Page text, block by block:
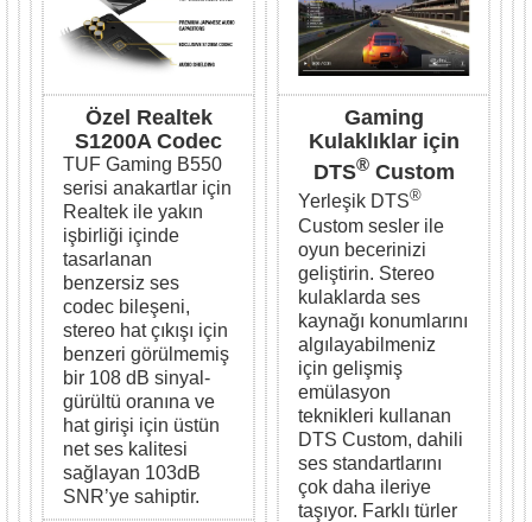
Özel Realtek
S1200A Codec
TUF Gaming B550
serisi anakartlar için
Realtek ile yakın
işbirliği içinde
tasarlanan
benzersiz ses
codec bileşeni,
stereo hat çıkışı için
benzeri görülmemiş
bir 108 dB sinyal-
gürültü oranına ve
hat girişi için üstün
net ses kalitesi
sağlayan 103dB
SNR’ye sahiptir.
Gaming
Kulaklıklar için
DTS®Custom
Yerleşik DTS®
Custom sesler ile
oyun becerinizi
geliştirin. Stereo
kulaklarda ses
kaynağı konumlarını
algılayabilmeniz
için gelişmiş
emülasyon
teknikleri kullanan
DTS Custom, dahili
ses standartlarını
çok daha ileriye
taşıyor. Farklı türler